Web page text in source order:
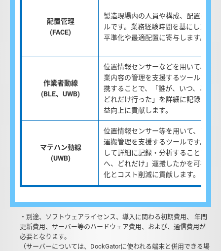
配置管理
(FACE)
製造現場内の人員や構成、配置のマ
ルです。業務経験時間を基にした習
平準化や最適配置に寄与します。
作業者動線
(BLE、UWB)
位置情報センサーなどを用いて、作
業内容の管理を支援するツールです
携することで、「誰が、いつ、どこ
どれだけ行った」を詳細に記録・分
益向上に貢献します。
マテハン動線
(UWB)
位置情報センサー等を用いて、フォ
運搬管理を支援するツールです。動
して詳細に記録・分析することで、
へ、どれだけ」運搬したかを可視化
化とコスト削減に貢献します。
・別途、ソフトウェアライセンス、導入に関わる初期費用、 年間
更新費用、サーバー等のハードウェア費用、および、通信費用が
必要となります。
（サーバーについては、DockGatorに使われる端末と併用できる場